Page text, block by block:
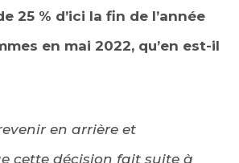
25 % d’ici la fin de l’année
en mai 2022, qu’en est-il
en arrière et
cette décision fait suite à